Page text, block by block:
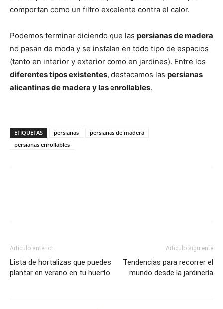
comportan como un filtro excelente contra el calor.
Podemos terminar diciendo que las persianas de madera
no pasan de moda y se instalan en todo tipo de espacios
(tanto en interior y exterior como en jardines). Entre los
diferentes tipos existentes, destacamos las persianas
alicantinas de madera y las enrollables.
ETIQUETAS persianas
persianas de madera
persianas enrollables
Artículo anterior
Lista de hortalizas que puedes
plantar en verano en tu huerto
Artículo siguiente
Tendencias para recorrer el
mundo desde la jardinería